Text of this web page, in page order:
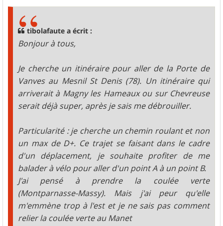
tibolafaute a écrit :
Bonjour à tous,
Je cherche un itinéraire pour aller de la Porte de
Vanves au Mesnil St Denis (78). Un itinéraire qui
arriverait à Magny les Hameaux ou sur Chevreuse
serait déjà super, après je sais me débrouiller.
Particularité : je cherche un chemin roulant et non
un max de D+. Ce trajet se faisant dans le cadre
d'un déplacement, je souhaite profiter de me
balader à vélo pour aller d'un point A à un point B.
J'ai pensé à prendre la coulée verte
(Montparnasse-Massy). Mais j'ai peur qu'elle
m'emmène trop à l'est et je ne sais pas comment
relier la coulée verte au Manet